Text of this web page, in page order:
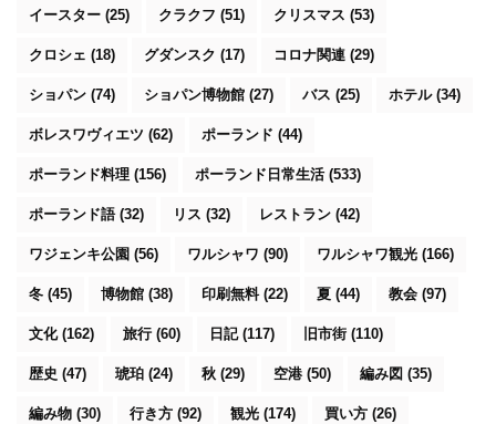
イースター (25) クラクフ (51) クリスマス (53)
クロシェ (18) グダンスク (17) コロナ関連 (29)
ショパン (74) ショパン博物館 (27) バス (25) ホテル(34)
ボレスワヴィエツ (62) ポーランド (44)
ポーランド料理 (156) ポーランド日常生活(533)
ポーランド語(32) リス (32) レストラン (42)
ワジェンキ公園 (56) ワルシャワ (90) ワルシャワ観光 (166)
冬 (45) 博物館 (38) 印刷無料(22) 夏 (44) 教会 (97)
文化(162) 旅行 (60) 日記(117) 旧市街 (110)
歴史 (47) 琥珀 (24) 秋 (29) 空港 (50) 編み図 (35)
編み物 (30) 行き方 (92) 観光 (174) 買い方 (26)